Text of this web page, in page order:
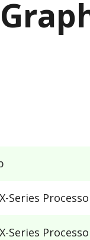
Series
Series